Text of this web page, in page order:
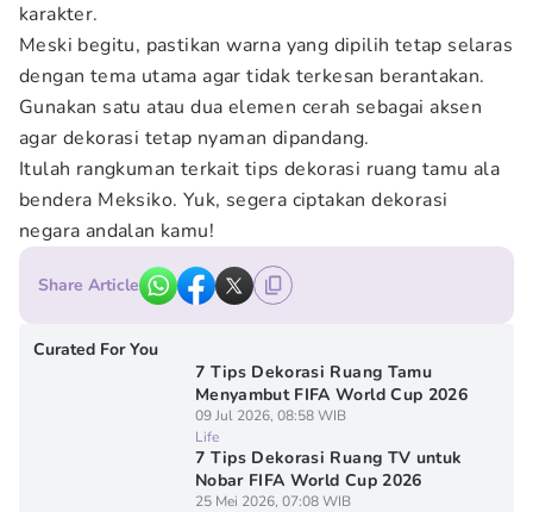
karakter.
Meski begitu, pastikan warna yang dipilih tetap selaras
dengan tema utama agar tidak terkesan berantakan.
Gunakan satu atau dua elemen cerah sebagai aksen
agar dekorasi tetap nyaman dipandang.
Itulah rangkuman terkait tips dekorasi ruang tamu ala
bendera Meksiko. Yuk, segera ciptakan dekorasi
negara andalan kamu!
Share Article
Curated For You
7 Tips Dekorasi Ruang Tamu
Menyambut FIFA World Cup 2026
09 Jul 2026, 08:58 WIB
Life
7 Tips Dekorasi Ruang TV untuk
Nobar FIFA World Cup 2026
25 Mei 2026, 07:08 WIB